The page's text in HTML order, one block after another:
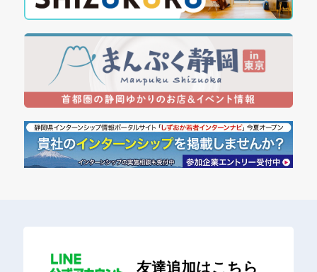
友達追加はこちら